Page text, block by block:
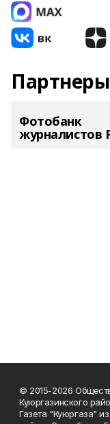
Партнеры
Фотобанк
журналистов
© 2015-2026
Куюргазинского
Газета "Куюргаза"